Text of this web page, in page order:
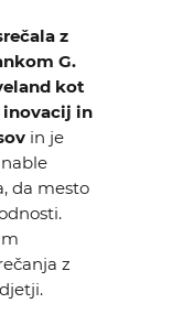
z
G.
kot
inovacij in
in je
da mesto
z